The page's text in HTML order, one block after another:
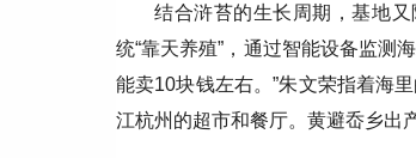
结合浒苔的生长周期，基地
统“靠天养殖”，通过智能设备监测
能卖10块钱左右。”朱文荣指着海
江杭州的超市和餐厅。黄避岙乡出